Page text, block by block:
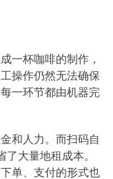
一杯咖啡的制作，
操作仍然无法确保
一环节都由机器完
和人力。而扫码自
大量地租成本。
单、支付的形式也